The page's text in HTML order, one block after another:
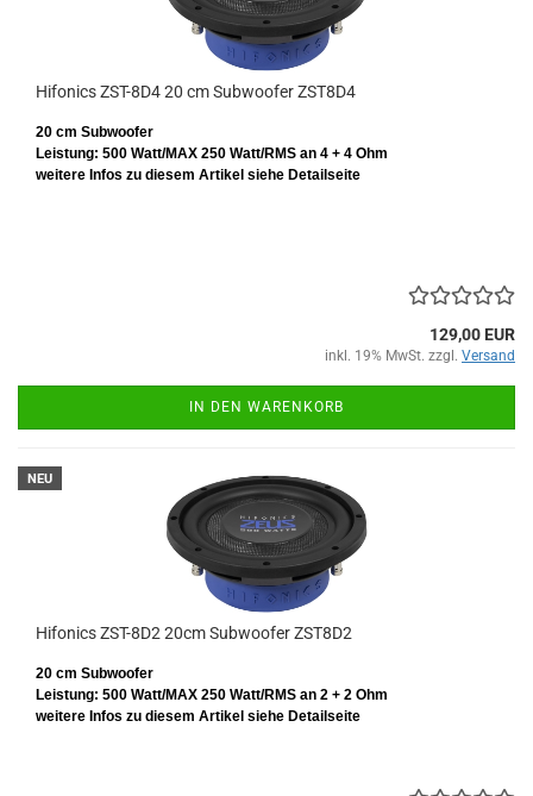
Hifonics ZST-8D4 20 cm Subwoofer ZST8D4
20 cm Subwoofer
Leistung: 500 Watt/MAX 250 Watt/RMS an 4 + 4 Ohm
weitere Infos zu diesem Artikel siehe Detailseite
129,00 EUR
inkl. 19% MwSt. zzgl. Versand
IN DEN WARENKORB
NEU
Hifonics ZST-8D2 20cm Subwoofer ZST8D2
20 cm Subwoofer
Leistung: 500 Watt/MAX 250 Watt/RMS an 2 + 2 Ohm
weitere Infos zu diesem Artikel siehe Detailseite